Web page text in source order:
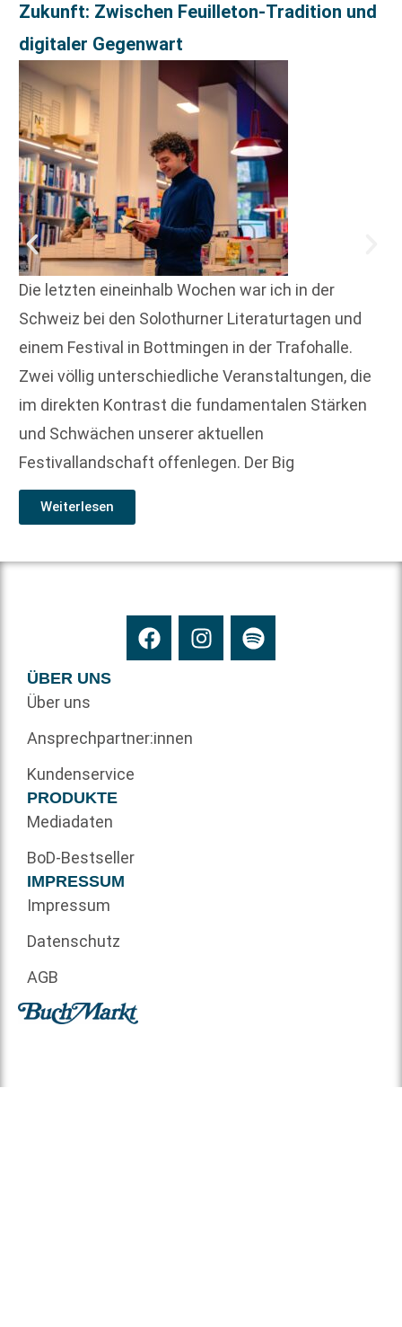
Zukunft: Zwischen Feuilleton-Tradition und
digitaler Gegenwart
Die letzten eineinhalb Wochen war ich in der
Schweiz bei den Solothurner Literaturtagen und
einem Festival in Bottmingen in der Trafohalle.
Zwei völlig unterschiedliche Veranstaltungen, die
im direkten Kontrast die fundamentalen Stärken
und Schwächen unserer aktuellen
Festivallandschaft offenlegen. Der Big
Weiterlesen
ÜBER UNS
Über uns
Ansprechpartner:innen
Kundenservice
PRODUKTE
Mediadaten
BoD-Bestseller
IMPRESSUM
Impressum
Datenschutz
AGB